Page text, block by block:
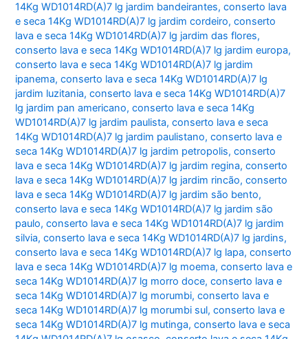
14Kg WD1014RD(A)7 lg jardim bandeirantes,conserto lava
e seca 14Kg WD1014RD(A)7 lg jardim cordeiro,conserto
lava e seca 14Kg WD1014RD(A)7 lg jardim das flores,
conserto lava e seca 14Kg WD1014RD(A)7 lg jardim europa,
conserto lava e seca 14Kg WD1014RD(A)7 lg jardim
ipanema,conserto lava e seca 14Kg WD1014RD(A)7 lg
jardim luzitania,conserto lava e seca 14Kg WD1014RD(A)7
lg jardim pan americano,conserto lava e seca 14Kg
WD1014RD(A)7 lg jardim paulista,conserto lava e seca
14Kg WD1014RD(A)7 lg jardim paulistano,conserto lava e
seca 14Kg WD1014RD(A)7 lg jardim petropolis,conserto
lava e seca 14Kg WD1014RD(A)7 lg jardim regina,conserto
lava e seca 14Kg WD1014RD(A)7 lg jardim rincão,conserto
lava e seca 14Kg WD1014RD(A)7 lg jardim são bento,
conserto lava e seca 14Kg WD1014RD(A)7 lg jardim são
paulo,conserto lava e seca 14Kg WD1014RD(A)7 lg jardim
silvia,conserto lava e seca 14Kg WD1014RD(A)7 lg jardins,
conserto lava e seca 14Kg WD1014RD(A)7 lg lapa,conserto
lava e seca 14Kg WD1014RD(A)7 lg moema,conserto lava e
seca 14Kg WD1014RD(A)7 lg morro doce,conserto lava e
seca 14Kg WD1014RD(A)7 lg morumbi,conserto lava e
seca 14Kg WD1014RD(A)7 lg morumbi sul,conserto lava e
seca 14Kg WD1014RD(A)7 lg mutinga,conserto lava e seca